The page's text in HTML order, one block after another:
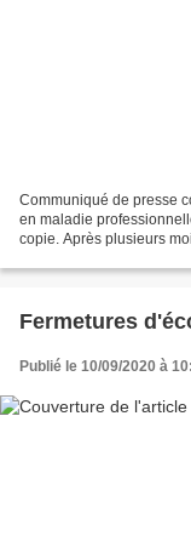
Communiqué de presse
en maladie
copie. Après plusieurs
Fermetures
Publié le 10/09/2020 à